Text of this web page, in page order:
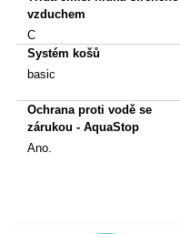
vzduchem
C
Systém košů
basic
Ochrana proti vodě se
zárukou - AquaStop
Ano.